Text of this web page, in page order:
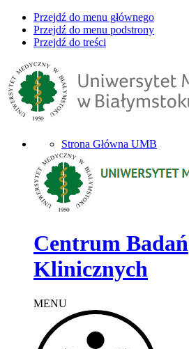
Przejdź do menu głównego
Przejdź do menu podstrony
Przejdź do treści
Strona Główna UMB
Centrum Badań
Klinicznych
MENU